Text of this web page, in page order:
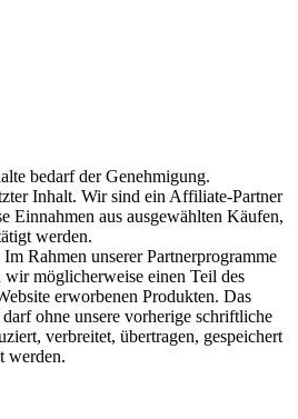
bedarf der Genehmigung.
Inhalt. Wir sind ein Affiliate-Partner
Einnahmen aus ausgewählten Käufen,
werden.
Rahmen unserer Partnerprogramme
möglicherweise einen Teil des
erworbenen Produkten. Das
ohne unsere vorherige schriftliche
verbreitet, übertragen, gespeichert
werden.